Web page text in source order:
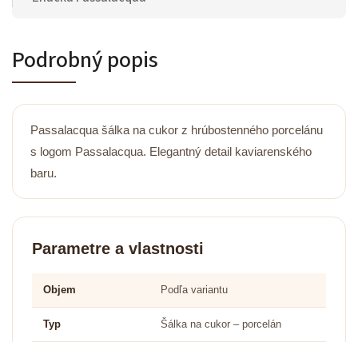
Podrobný popis
Passalacqua šálka na cukor z hrúbostenného porcelánu
s logom Passalacqua. Elegantný detail kaviarenského
baru.
Parametre a vlastnosti
Objem Podľa variantu
Typ Šálka na cukor – porcelán